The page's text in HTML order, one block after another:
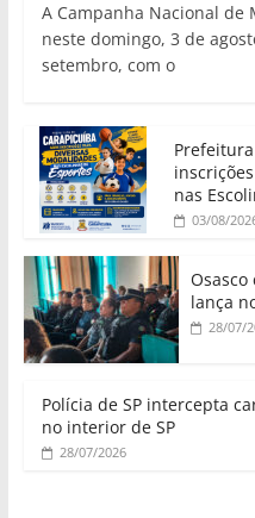
A Campanha Nacional de
neste domingo, 3 de
setembro, com o
nas
03/08/
Osasco
lança
28/07/
Polícia de SP intercepta
no interior de SP
28/07/2026